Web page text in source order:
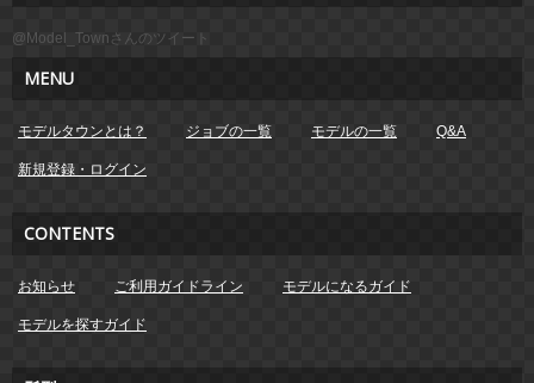
@Model_Townさんのツイート
MENU
モデルタウンとは？ ジョブの一覧 モデルの一覧 Q&A
新規登録・ログイン
CONTENTS
お知らせ ご利用ガイドライン モデルになるガイド
モデルを探すガイド